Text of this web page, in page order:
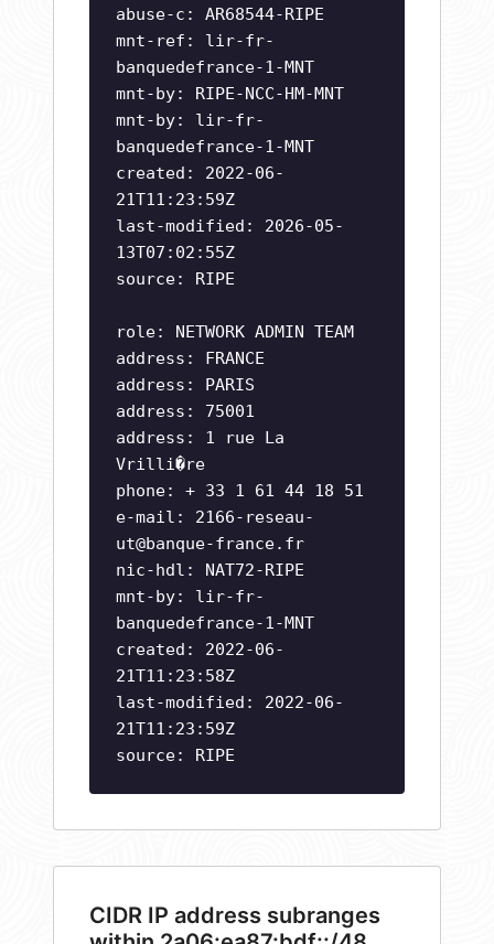
abuse-c: AR68544-RIPE
mnt-ref: lir-fr-
banquedefrance-1-MNT
mnt-by: RIPE-NCC-HM-MNT
mnt-by: lir-fr-
banquedefrance-1-MNT
created: 2022-06-
21T11:23:59Z
last-modified: 2026-05-
13T07:02:55Z
source: RIPE
role: NETWORK ADMIN TEAM
address: FRANCE
address: PARIS
address: 75001
address: 1 rue La
Vrilli�re
phone: + 33 1 61 44 18 51
e-mail: 2166-reseau-
ut@banque-france.fr
nic-hdl: NAT72-RIPE
mnt-by: lir-fr-
banquedefrance-1-MNT
created: 2022-06-
21T11:23:58Z
last-modified: 2022-06-
21T11:23:59Z
source: RIPE
CIDR IP address subranges